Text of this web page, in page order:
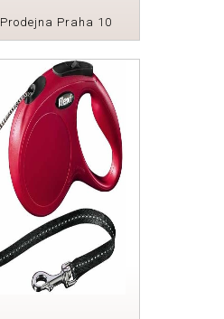
Prodejna Praha 10